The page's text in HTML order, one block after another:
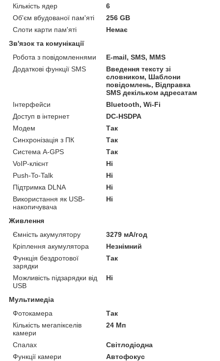
Кількість ядер
6
Об'єм вбудованої пам'яті
256 GB
Слоти карти пам'яті
Немає
Зв'язок та комунікації
Робота з повідомленнями
E-mail, SMS, MMS
Додаткові функції SMS
Введення тексту зі
словником, Шаблони
повідомлень, Відправка
SMS декільком адресатам
Інтерфейси
Bluetooth, Wi-Fi
Доступ в інтернет
DC-HSDPA
Модем
Так
Синхронізація з ПК
Так
Система A-GPS
Так
VoIP-клієнт
Ні
Push-To-Talk
Ні
Підтримка DLNA
Ні
Використання як USB-
накопичувача
Ні
Живлення
Ємність акумулятору
3279 мА/год
Кріплення акумулятора
Незнімний
Функція бездротової
зарядки
Так
Можливість підзарядки від
USB
Ні
Мультимедіа
Фотокамера
Так
Кількість мегапікселів
камери
24 Мп
Спалах
Світлодіодна
Функції камери
Автофокус